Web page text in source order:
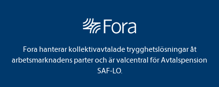
Fora hanterar kollektivavtalade trygghetslösningar åt
arbetsmarknadens parter och är valcentral för Avtalspension
SAF-LO.